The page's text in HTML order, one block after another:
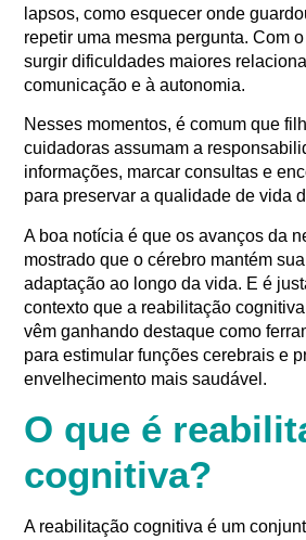
lapsos, como esquecer onde
repetir uma mesma pergunta. Com
surgir dificuldades maiores
comunicação e à autonomia.
Nesses momentos, é comum que
cuidadoras assumam a
informações, marcar consultas e
para preservar a qualidade de vida
A boa notícia é que os avanços da
mostrado que o cérebro mantém
adaptação ao longo da vida. E é
contexto que a reabilitação
vêm ganhando destaque como
para estimular funções cerebrais e
envelhecimento mais saudável.
O que é
cognitiva?
A reabilitação cognitiva é um